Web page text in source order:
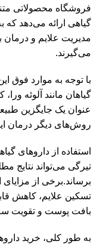
فروشگاه محصولاتی
گیاهی ارائه می‌دهد که
مدیریت علایم و درمان
می‌گیرند.
با توجه به موارد فوق
گیاهان مانند آلوئه
عنوان یک جایگزین
روش‌های دیگر درمان
استفاده از داروهای
تیرگی می‌تواند نتایج
برساند.برخی از
تسکین علایم، کاهش
بافت پوست و تقویت
به طور کلی، خرید